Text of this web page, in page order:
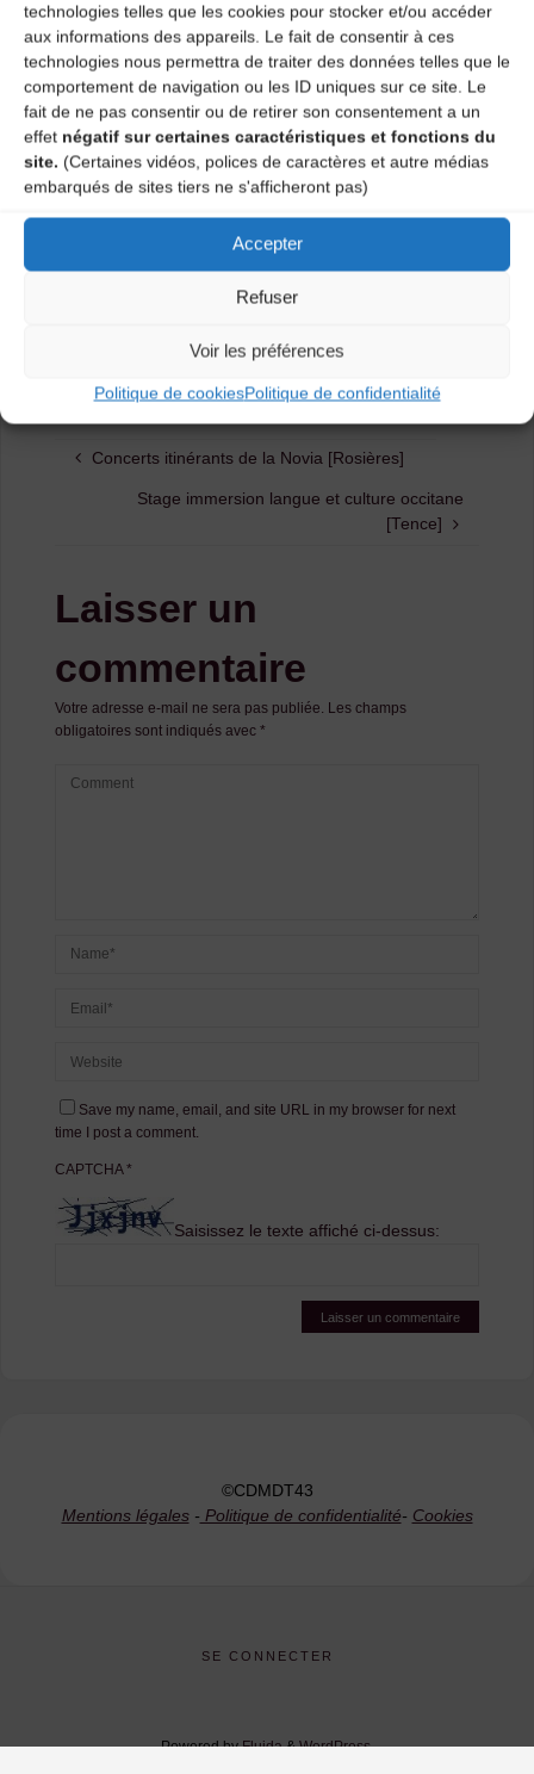
technologies telles que les cookies pour stocker et/ou accéder
aux informations des appareils. Le fait de consentir à ces
technologies nous permettra de traiter des données telles que le
comportement de navigation ou les ID uniques sur ce site. Le
fait de ne pas consentir ou de retirer son consentement a un
effet négatif sur certaines caractéristiques et fonctions du
site. (Certaines vidéos, polices de caractères et autre médias
embarqués de sites tiers ne s'afficheront pas)
Accepter
Refuser
Voir les préférences
Politique de cookiesPolitique de confidentialité
cdmdt43.mail@gmail.com
Concerts itinérants de la Novia [Rosières]
Stage immersion langue et culture occitane
[Tence]
Laisser un
commentaire
Votre adresse e-mail ne sera pas publiée. Les champs
obligatoires sont indiqués avec *
Save my name, email, and site URL in my browser for next
time I post a comment.
CAPTCHA*
Saisissez le texte affiché ci-dessus:
©CDMDT43
Mentions légales- Politique de confidentialité- Cookies
SE CONNECTER
Powered byFluida&WordPress.